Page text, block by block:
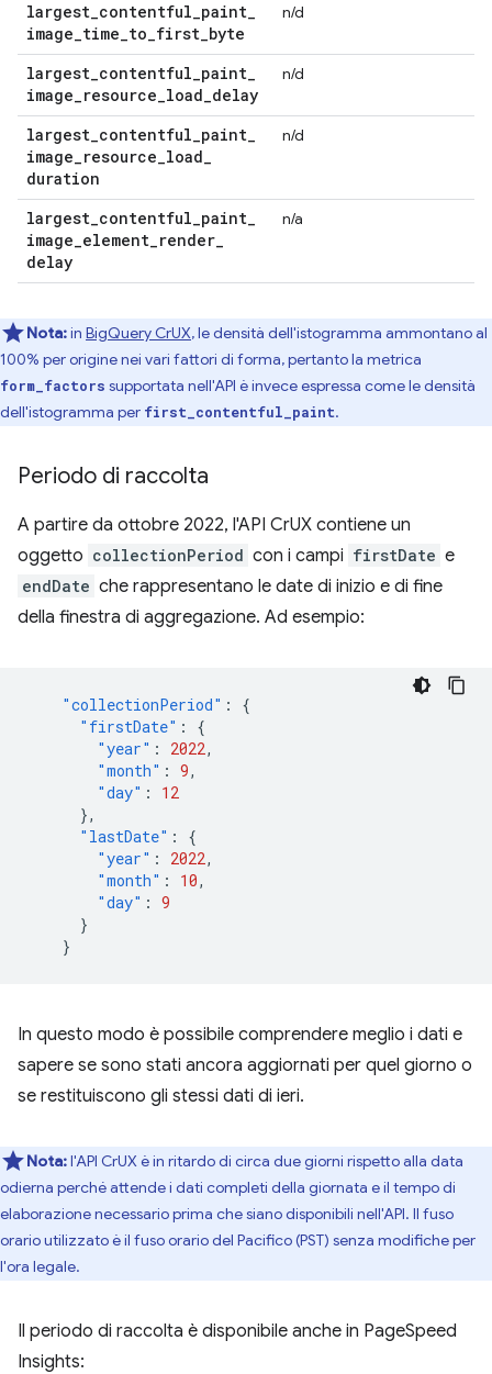
largest_contentful_paint_
image_time_to_first_byte
n/d
largest_contentful_paint_
image_resource_load_delay
n/d
largest_contentful_paint_
image_resource_load_
duration
n/d
largest_contentful_paint_
image_element_render_
delay
n/a
Nota:in BigQuery CrUX, le densità dell'istogramma ammontano al
100% per origine nei vari fattori di forma, pertanto la metrica
form_factors supportata nell'API è invece espressa come le densità
dell'istogramma per first_contentful_paint.
Periodo di raccolta
A partire da ottobre 2022, l'API CrUX contiene un
oggetto collectionPeriod con i campi firstDate e
endDate che rappresentano le date di inizio e di fine
della finestra di aggregazione. Ad esempio:
"collectionPeriod" :
{
"firstDate" :
{
"year" : 2022,
"month" : 9,
"day" :
12
},
"lastDate" :
{
"year" : 2022,
"month" : 10,
"day" : 9
}
}
In questo modo è possibile comprendere meglio i dati e
sapere se sono stati ancora aggiornati per quel giorno o
se restituiscono gli stessi dati di ieri.
Nota:l'API CrUX è in ritardo di circa due giorni rispetto alla data
odierna perché attende i dati completi della giornata e il tempo di
elaborazione necessario prima che siano disponibili nell'API. Il fuso
orario utilizzato è il fuso orario del Pacifico (PST) senza modifiche per
l'ora legale.
Il periodo di raccolta è disponibile anche in PageSpeed
Insights: